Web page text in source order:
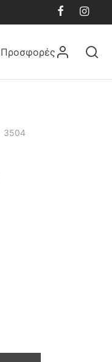
Προσφορές
3504